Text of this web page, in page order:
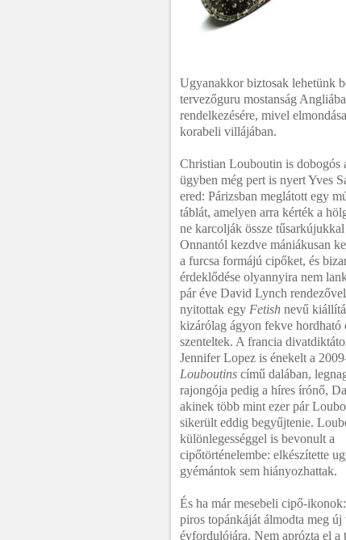
Ugyanakkor biztosak lehetünk
tervezőguru mostanság
rendelkezésére, mivel
korabeli villájában.
Christian Louboutin is dobogós
ügyben még pert is nyert Yves
ered: Párizsban meglátott egy
táblát, amelyen arra kérték a
ne karcolják össze
Onnantól kezdve mániákusan
a furcsa formájú cipőket, és
érdeklődése olyannyira nem
pár éve David Lynch
nyitottak egy Fetish nevű
kizárólag ágyon fekve hordható
szenteltek. A francia
Jennifer Lopez is énekelt a
Louboutins című dalában,
rajongója pedig a híres írónő,
akinek több mint ezer pár
sikerült eddig begyűjtenie.
különlegességgel is bevonult a
cipőtörténelembe: elkészítette
gyémántok sem hiányozhattak.
És ha már mesebeli cipő-
piros topánkáját álmodta meg
évfordulójára. Nem aprózta el